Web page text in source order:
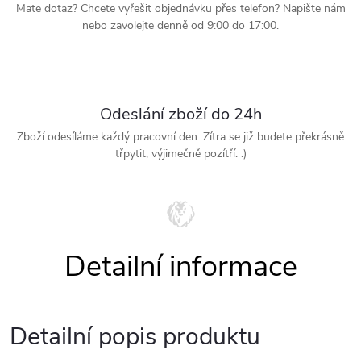
Mate dotaz? Chcete vyřešit objednávku přes telefon? Napište nám
nebo zavolejte denně od 9:00 do 17:00.
Odeslání zboží do 24h
Zboží odesíláme každý pracovní den. Zítra se již budete překrásně
třpytit, výjimečně pozítří. :)
Detailní popis produktu